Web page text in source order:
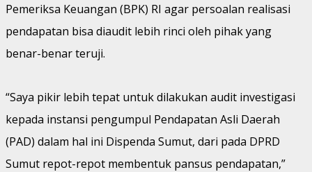
Pemeriksa Keuangan (BPK) RI agar persoalan realisasi
pendapatan bisa diaudit lebih rinci oleh pihak yang
benar-benar teruji.
“Saya pikir lebih tepat untuk dilakukan audit investigasi
kepada instansi pengumpul Pendapatan Asli Daerah
(PAD) dalam hal ini Dispenda Sumut, dari pada DPRD
Sumut repot-repot membentuk pansus pendapatan,”